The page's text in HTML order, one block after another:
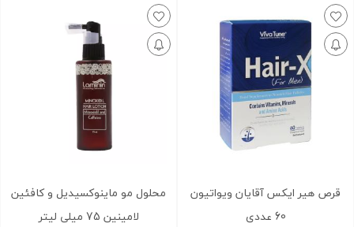
قرص هیر ایکس آقایان ویواتیون
60 عددی
محلول مو ماینوکسیدیل و کافئین
لامینین 75 میلی لیتر